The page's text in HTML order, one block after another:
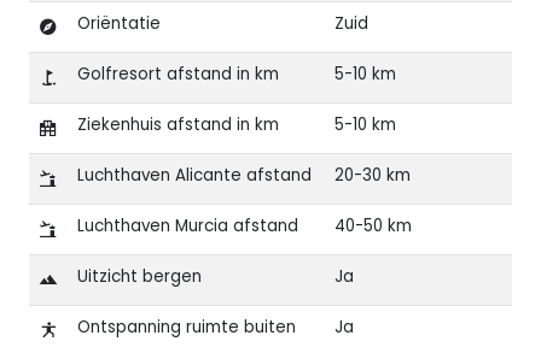
Oriëntatie Zuid
Golfresort afstand in km 5-10 km
Ziekenhuis afstand in km 5-10 km
Luchthaven Alicante afstand 20-30 km
Luchthaven Murcia afstand 40-50 km
Uitzicht bergen Ja
Ontspanning ruimte buiten Ja